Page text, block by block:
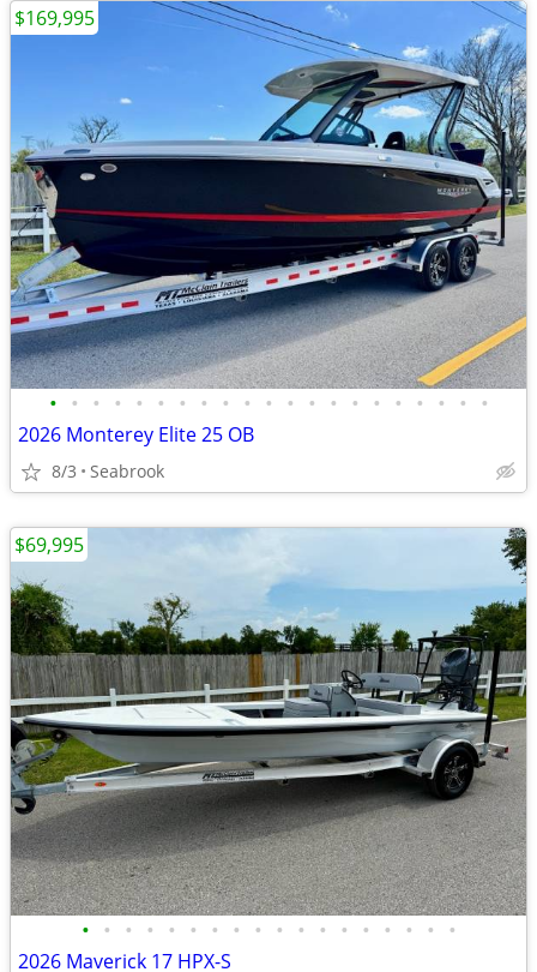
• • • • • • • • • • • • • • • • • • • • •
2026 Monterey Elite 25 OB
8/3 Seabrook
$169,995
• • • • • • • • • • • • • • • • • •
2026 Maverick 17 HPX-S
$69,995